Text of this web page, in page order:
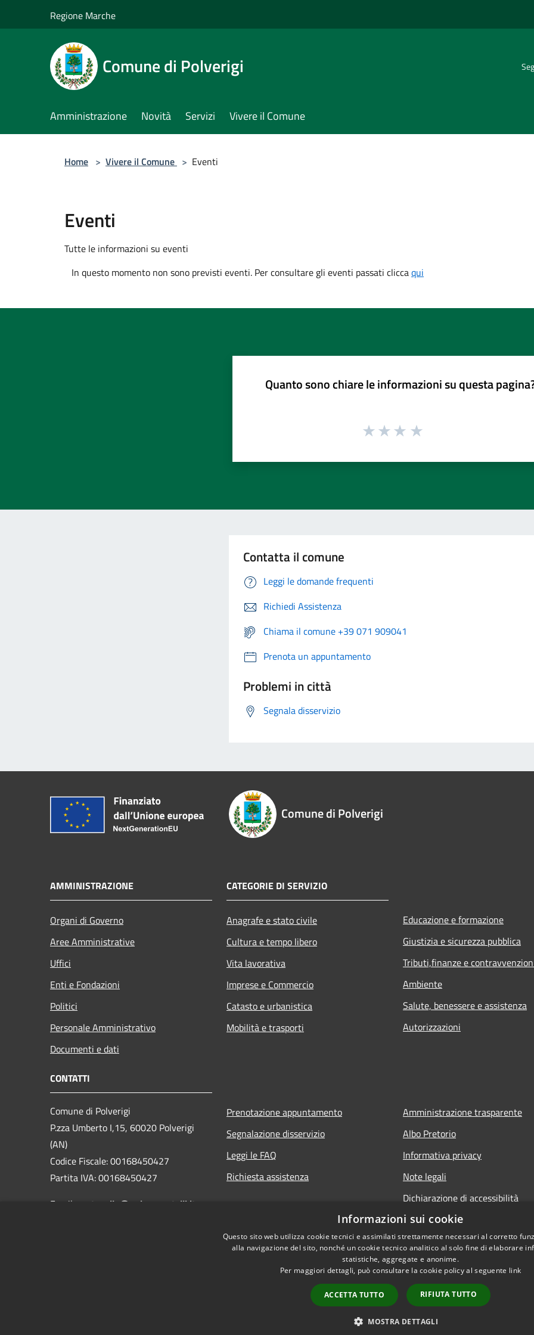
Regione Marche
Comune di Polverigi
Amministrazione Novità Servizi Vivere il Comune
Home > Vivere il Comune > Eventi
Eventi
Tutte le informazioni su eventi
In questo momento non sono previsti eventi. Per consultare gli eventi passati cliccaqui
Quanto sono chiare le informazioni su questa
Contatta il comune
Leggi le domande frequenti
Richiedi Assistenza
Chiama il comune +39 071 909041
Prenota un appuntamento
Problemi in città
Segnala disservizio
Comune di Polverigi
AMMINISTRAZIONE
Organi di Governo
Aree Amministrative
Uffici
Enti e Fondazioni
Politici
Personale Amministrativo
Documenti e dati
CATEGORIE DI SERVIZIO
Anagrafe e stato civile
Cultura e tempo libero
Vita lavorativa
Imprese e Commercio
Catasto e urbanistica
Mobilità e trasporti
Educazione e formazione
Giustizia e sicurezza pubblica
Tributi,finanze e
Ambiente
Salute, benessere e assistenza
Autorizzazioni
CONTATTI
Comune di Polverigi
P.zza Umberto I,15, 60020 Polverigi
(AN)
Codice Fiscale: 00168450427
Partita IVA: 00168450427
Email:
protocollo@unionecastelli.it
Prenotazione appuntamento
Segnalazione disservizio
Leggi le FAQ
Richiesta assistenza
Amministrazione trasparente
Albo Pretorio
Informativa privacy
Note legali
Dichiarazione di accessibilità
Copyright © 2026 • Comune
Informazioni sui cookie
Questo sito web utilizza cookie tecnici e assimilati strettamente necessari al corretto
alla navigazione del sito, nonché un cookie tecnico analitico al solo fine di elaborare
statistiche, aggregate e anonime.
Per maggiori dettagli, può consultare la cookie policy al seguente link
ACCETTA TUTTO RIFIUTA TUTTO
MOSTRA DETTAGLI